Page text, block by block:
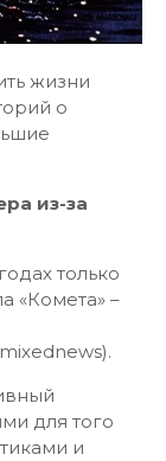
жизни
о
из-за
только
«Комета» –
для того
и